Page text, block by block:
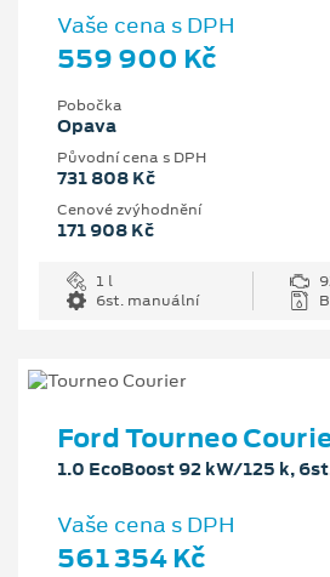
Vaše cena s DPH
559 900 Kč
Pobočka
Opava
Původní cena s DPH
731 808 Kč
Cenové zvýhodnění
171 908 Kč
1 l
6st. manuální
Ford Tourneo
1.0 EcoBoost 92 kW/125 k,
Vaše cena s DPH
561 354 Kč